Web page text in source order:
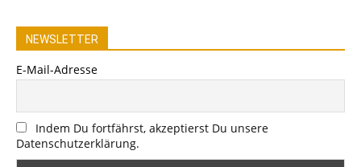
NEWSLETTER
E-Mail-Adresse
Indem Du fortfährst, akzeptierst Du unsere
Datenschutzerklärung.